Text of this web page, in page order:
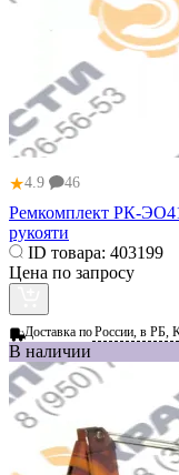
★4.9 46
Ремкомплект РК-
рукояти
ID товара: 403199
Цена по запросу
Доставка поРоссии, в РБ,
В наличии